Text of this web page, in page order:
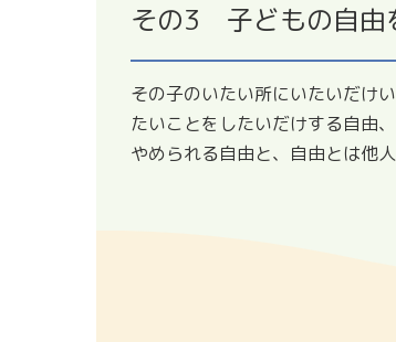
その3 子どもの自
その子のいたい所にいたいだけ
たいことをしたいだけする自由
やめられる自由と、自由とは他